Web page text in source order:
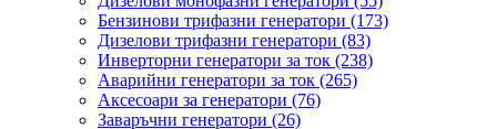
Бензинови трифазни генератори (173)
Дизелови трифазни генератори (83)
Инверторни генератори за ток (238)
Аварийни генератори за ток (265)
Аксесоари за генератори (76)
Заваръчни генератори (26)